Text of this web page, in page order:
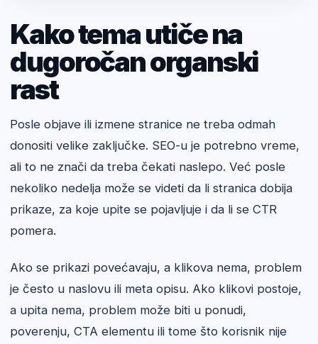
Kako tema utiče na
dugoročan organski
rast
Posle objave ili izmene stranice ne treba odmah
donositi velike zaključke. SEO-u je potrebno vreme,
ali to ne znači da treba čekati naslepo. Već posle
nekoliko nedelja može se videti da li stranica dobija
prikaze, za koje upite se pojavljuje i da li se CTR
pomera.
Ako se prikazi povećavaju, a klikova nema, problem
je često u naslovu ili meta opisu. Ako klikovi postoje,
a upita nema, problem može biti u ponudi,
poverenju, CTA elementu ili tome što korisnik nije